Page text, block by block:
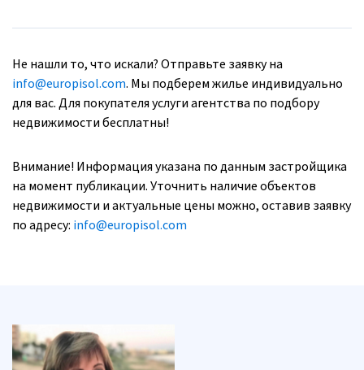
Не нашли то, что искали? Отправьте заявку на
info@europisol.com. Мы подберем жилье индивидуально
для вас. Для покупателя услуги агентства по подбору
недвижимости бесплатны!
Внимание! Информация указана по данным застройщика
на момент публикации. Уточнить наличие объектов
недвижимости и актуальные цены можно, оставив заявку
по адресу: info@europisol.com